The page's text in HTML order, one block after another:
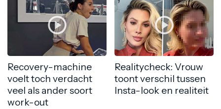
Recovery-machine
voelt toch verdacht
veel als ander soort
work-out
Realitycheck: Vrouw
toont verschil tussen
Insta-look en realiteit